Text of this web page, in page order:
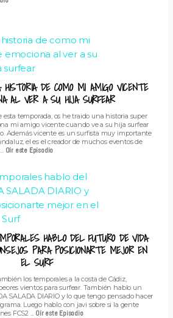
HISTORIA DE COMO MI AMIGO VICENTE
AL VER A SU HIJA SURFEAR
temporada, os he traido una historia super
mi amigo vicente cuando ve a su hija surfear
Además vicente es un surfista muy importante
el es el creador de muchos eventos de
Oír este Episodio
HABLO DEL FUTURO DE VIDA
PARA POSICIONARTE MEJOR EN
EL SURF
los temporales a la costa de Cádiz,
vientos para surfear. También hablo un
SALADA DIARIO y lo que tengo pensado hacer
Luego hablo con javi sobre si la gente
FCS2 ... Oír este Episodio